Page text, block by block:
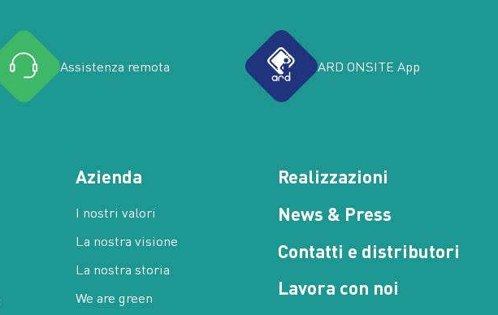
Assistenza remota ARD ONSITE App
Azienda
I nostri valori
La nostra visione
La nostra storia
We are green
Realizzazioni
News & Press
Contatti e distributori
Lavora con noi